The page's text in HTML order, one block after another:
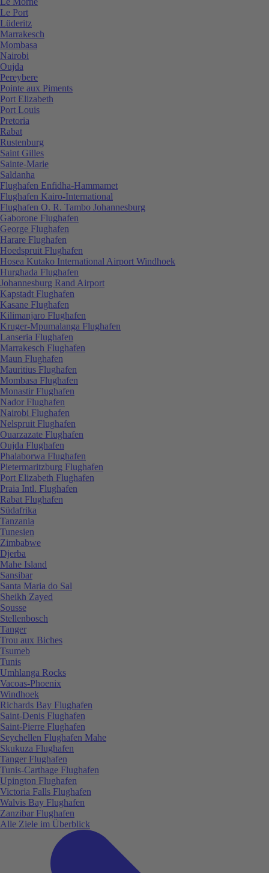
Le Port
Lüderitz
Marrakesch
Mombasa
Nairobi
Oujda
Pereybere
Pointe aux Piments
Port Elizabeth
Port Louis
Pretoria
Rabat
Rustenburg
Saint Gilles
Sainte-Marie
Saldanha
Flughafen Enfidha-Hammamet
Flughafen Kairo-International
Flughafen O. R. Tambo Johannesburg
Gaborone Flughafen
George Flughafen
Harare Flughafen
Hoedspruit Flughafen
Hosea Kutako International Airport Windhoek
Hurghada Flughafen
Johannesburg Rand Airport
Kapstadt Flughafen
Kasane Flughafen
Kilimanjaro Flughafen
Kruger-Mpumalanga Flughafen
Lanseria Flughafen
Marrakesch Flughafen
Maun Flughafen
Mauritius Flughafen
Mombasa Flughafen
Monastir Flughafen
Nador Flughafen
Nairobi Flughafen
Nelspruit Flughafen
Ouarzazate Flughafen
Oujda Flughafen
Phalaborwa Flughafen
Pietermaritzburg Flughafen
Port Elizabeth Flughafen
Praia Intl. Flughafen
Rabat Flughafen
Südafrika
Tanzania
Tunesien
Zimbabwe
Djerba
Mahe Island
Sansibar
Santa Maria do Sal
Sheikh Zayed
Sousse
Stellenbosch
Tanger
Trou aux Biches
Tsumeb
Tunis
Umhlanga Rocks
Vacoas-Phoenix
Windhoek
Richards Bay Flughafen
Saint-Denis Flughafen
Saint-Pierre Flughafen
Seychellen Flughafen Mahe
Skukuza Flughafen
Tanger Flughafen
Tunis-Carthage Flughafen
Upington Flughafen
Victoria Falls Flughafen
Walvis Bay Flughafen
Zanzibar Flughafen
Alle Ziele im Überblick